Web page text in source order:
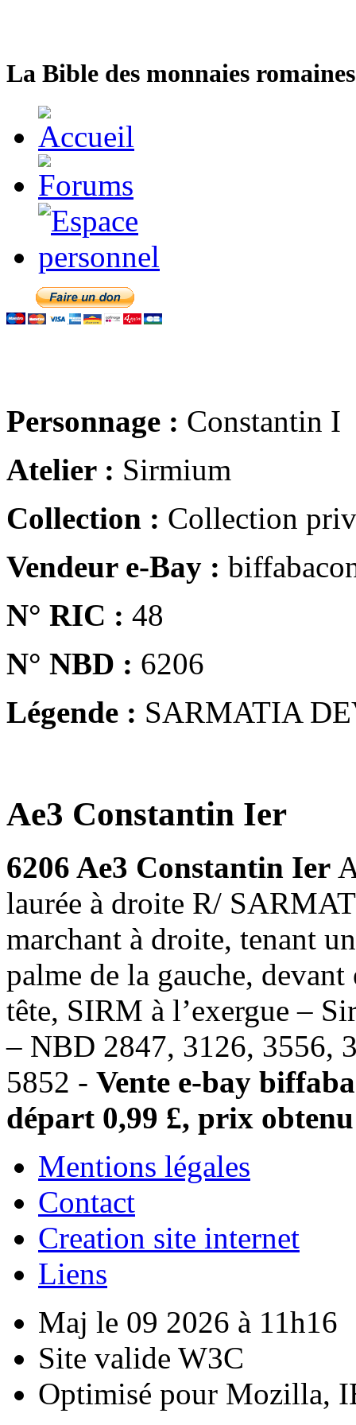
La Bible des monnaies
Personnage : Constantin I
Atelier : Sirmium
Collection : Collection
Vendeur e-Bay :
N° RIC : 48
N° NBD : 6206
Légende : SARMATIA
Ae3 Constantin Ier
6206 Ae3 Constantin Ier
laurée à droite R/
marchant à droite, tenant
palme de la gauche,
tête, SIRM à l’exergue –
– NBD 2847, 3126, 3556,
5852 - Vente e-bay
départ 0,99 £, prix
Mentions légales
Contact
Creation site internet
Liens
Maj le 09 2026 à 11h16
Site valide W3C
Optimisé pour Mozilla,